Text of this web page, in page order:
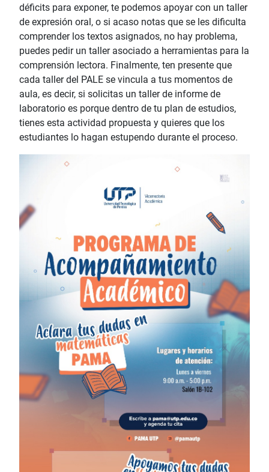
déficits para exponer, te podemos apoyar con un taller
de expresión oral, o si acaso notas que se les dificulta
comprender los textos asignados, no hay problema,
puedes pedir un taller asociado a herramientas para la
comprensión lectora. Finalmente, ten presente que
cada taller del PALE se vincula a tus momentos de
aula, es decir, si solicitas un taller de informe de
laboratorio es porque dentro de tu plan de estudios,
tienes esta actividad propuesta y quieres que los
estudiantes lo hagan estupendo durante el proceso.